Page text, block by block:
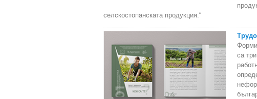
селскостопанската продукция.“
са